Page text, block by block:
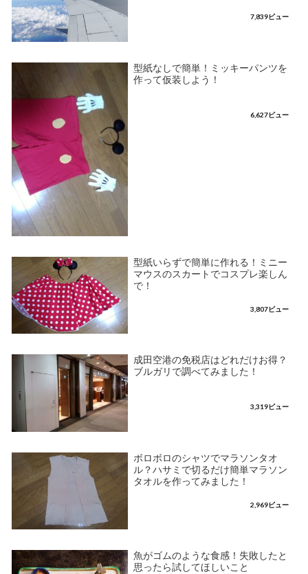
7,839ビュー
型紙なしで簡単！ミッキーパンツを
作って仮装しよう！
6,627ビュー
型紙いらずで簡単に作れる！ミニー
マウスのスカートでコスプレ楽しん
で！
3,807ビュー
成田空港の免税店はどれだけお得？
ブルガリで調べてみました！
3,319ビュー
ボロボロのシャツでマラソンタオ
ル？ハサミで切るだけ簡単マラソン
タオルを作ってみました！
2,969ビュー
魚がゴムのような食感！失敗したと
思ったら試してほしいこと